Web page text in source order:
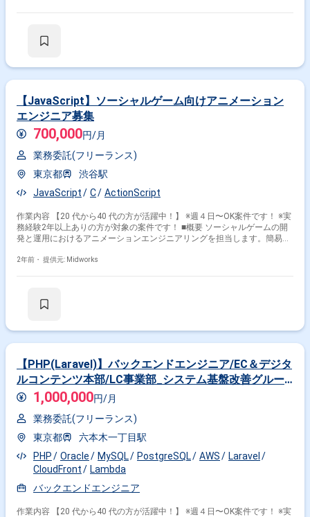
アニメーションおよびイベントアニメーション制作 ・フェイシャルアニメ
時に出社が必要となる場合がございます。 --------------------------------------------------------
---------- 直近の参画案件の経験とご希望に併せた案件のご紹介をさせて頂き
ます。 弊社は様々なプロジェクトの提案を強みとしておりますので、お気
軽にご相談頂けますと幸いです。 ------------------------------------------------------------------ ※
弊社では、法人、請負いの案件は取り扱っておりません。
【JavaScript】ソーシャルゲーム向けアニメーション
エンジニア募集
700,000円/月
業務委託(フリーランス)
東京都
渋谷駅
JavaScript
C ActionScript
作業内容 【20 代から40 代の方が活躍中！】 ※週４日〜OK案件です！ ※実
務経験2年以上ありの方が対象の案件です！ ■概要 ソーシャルゲームの開
発と運用におけるアニメーションエンジニアリングを担当します。簡易的
まで幅広く携わり、プレイヤー体験を向上させるクリエイティブな役割で
言語を用いた開発 ・チームと協力し、コミュニケーションを重視したゲー
紹介をさせて頂きます。 弊社は様々なプロジェクトの提案を強みとしてお
りますので、お気軽にご相談頂けますと幸いです。 ----------------------------------------
-------------------------- ※弊社では、法人、請負いの案件は取り扱っておりません。
2年前・ 提供元: Midworks
【PHP(Laravel)】バックエンドエンジニア/EC＆デジタ
ルコンテンツ本部/LC事業部_システム基盤改善グルー
プ 1,000,000円/月
業務委託(フリーランス)
東京都
六本木一丁目駅
PHP
Oracle MySQL PostgreSQL AWS
Laravel
CloudFront
Lambda
バックエンドエンジニア
作業内容 【20 代から40 代の方が活躍中！】 ※週４日〜OK案件です！ ※実
JavaScript
HTML
CSS
2Dデザイナー
グラフィックデザイナー
フロントエンドエンジニア